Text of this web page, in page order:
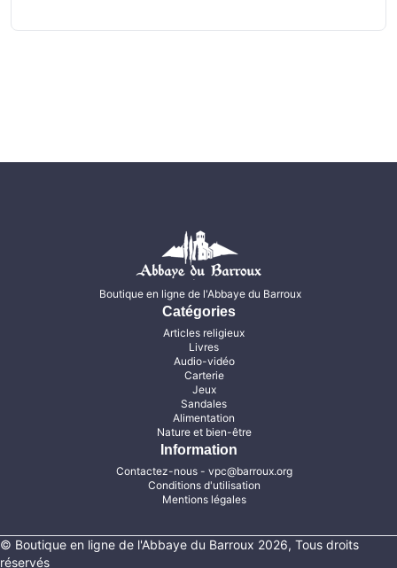
Boutique en ligne de l'Abbaye du Barroux
Catégories
Articles religieux
Livres
Audio-vidéo
Carterie
Jeux
Sandales
Alimentation
Nature et bien-être
Information
Contactez-nous- vpc@barroux.org
Conditions d'utilisation
Mentions légales
© Boutique en ligne de l'Abbaye du Barroux 2026, Tous droits
réservés